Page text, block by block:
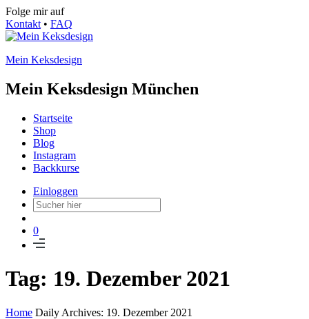
Folge mir auf
Kontakt • FAQ
Mein Keksdesign
Mein Keksdesign München
Startseite
Shop
Blog
Instagram
Backkurse
Einloggen
0
Tag: 19. Dezember 2021
Home Daily Archives: 19. Dezember 2021